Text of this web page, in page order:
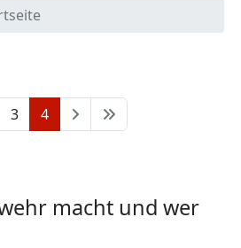
3 4
macht und wer